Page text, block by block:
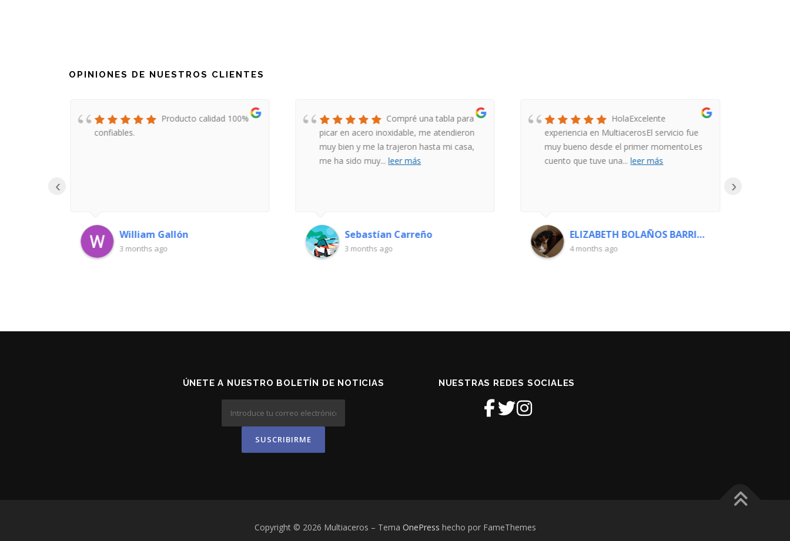
OPINIONES DE NUESTROS CLIENTES
Producto calidad 100%
confiables.
William Gallón
3 months ago
Compré una tabla para
picar en acero inoxidable, me atendieron
muy bien y me la trajeron hasta mi casa,
me ha sido muy...leer más
Sebastían Carreño
3 months ago
HolaExcelente
experiencia en MultiacerosEl servicio fue
muy bueno desde el primer momentoLes
cuento que tuve una...leer más
ELIZABETH BOLAÑOS BARRIOS
4 months ago
‹ ›
ÚNETE A NUESTRO BOLETÍN DE NOTICIAS NUESTRAS REDES SOCIALES
Copyright © 2026 Multiaceros – Tema OnePress hecho por FameThemes